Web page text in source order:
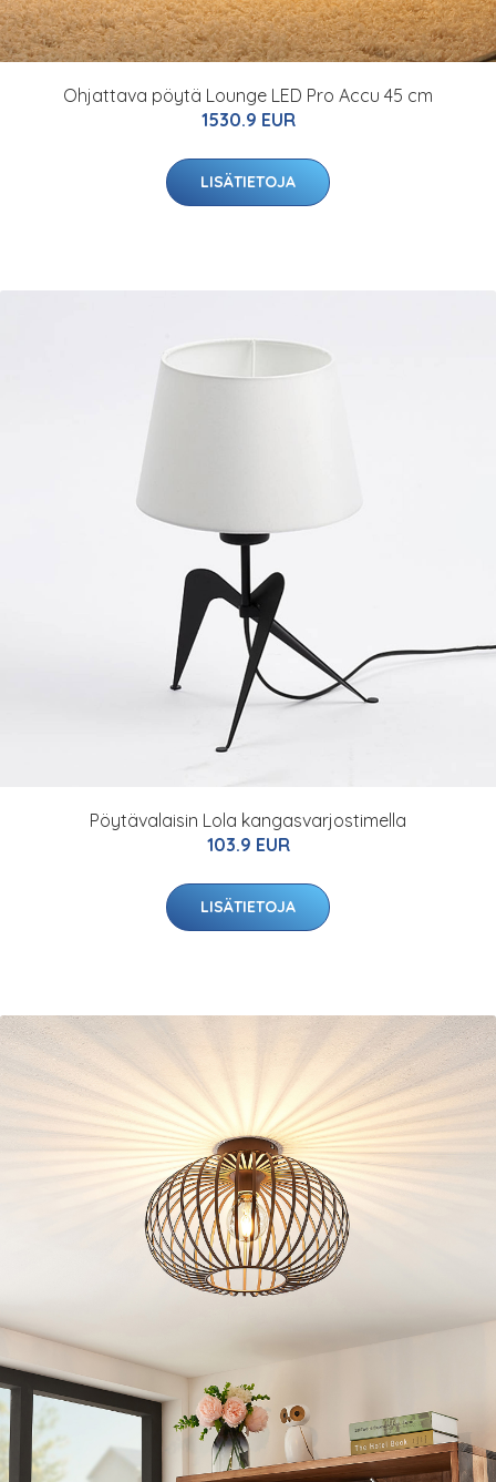
Ohjattava pöytä Lounge LED Pro Accu 45 cm
1530.9 EUR
LISÄTIETOJA
Pöytävalaisin Lola kangasvarjostimella
103.9 EUR
LISÄTIETOJA